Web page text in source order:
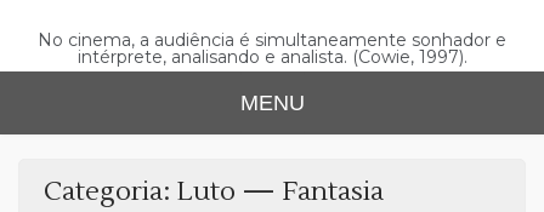
No cinema, a audiência é simultaneamente sonhador e
intérprete, analisando e analista. (Cowie, 1997).
MENU
Categoria: Luto — Fantasia